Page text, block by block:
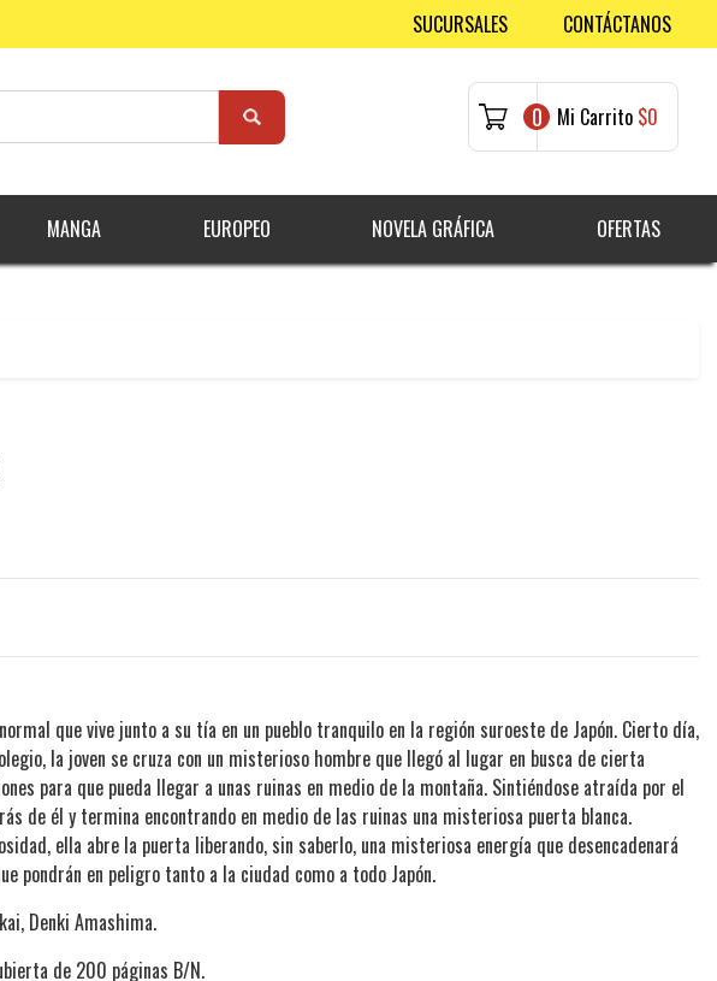
SUCURSALES CONTÁCTANOS
0 Mi Carrito $0
MANGA EUROPEO NOVELA GRÁFICA OFERTAS
que vive junto a su tía en un pueblo tranquilo en la región suroeste de Japón. Cierto día,
la joven se cruza con un misterioso hombre que llegó al lugar en busca de cierta
para que pueda llegar a unas ruinas en medio de la montaña. Sintiéndose atraída por el
de él y termina encontrando en medio de las ruinas una misteriosa puerta blanca.
ella abre la puerta liberando, sin saberlo, una misteriosa energía que desencadenará
pondrán en peligro tanto a la ciudad como a todo Japón.
Denki Amashima.
de 200 páginas B/N.